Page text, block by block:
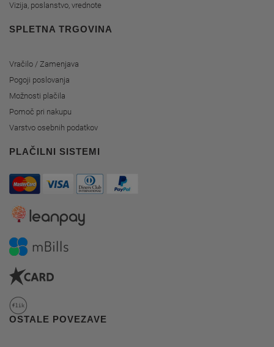
Vizija, poslanstvo, vrednote
SPLETNA TRGOVINA
Vračilo / Zamenjava
Pogoji poslovanja
Možnosti plačila
Pomoč pri nakupu
Varstvo osebnih podatkov
PLAČILNI SISTEMI
OSTALE POVEZAVE